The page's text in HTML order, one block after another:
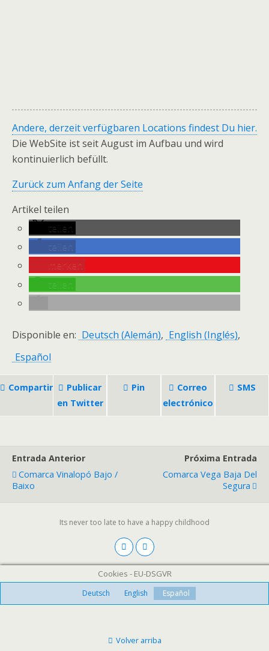
Andere, derzeit verfügbaren Locations findest Du hier.
Die WebSite ist seit August im Aufbau und wird
kontinuierlich befüllt.
Zurück zum Anfang der Seite
Artikel teilen
teilen
teilen
merken
teilen
Disponible en: Deutsch (Alemán) English (Inglés)
Español
Compartir
Publicar
en Twitter
Pin
Correo
electrónico
SMS
Entrada Anterior
Comarca Vinalopó Bajo /
Baixo
Próxima Entrada
Comarca Vega Baja Del
Segura
Its never too late to have a happy childhood
Cookies - EU-DSGVR
Deutsch English Español
Volver arriba